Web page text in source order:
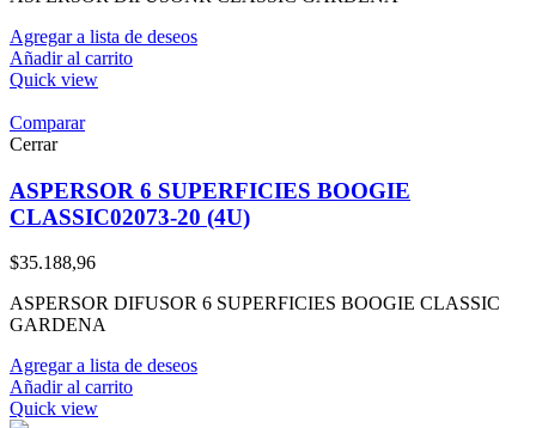
Agregar a lista de deseos
Añadir al carrito
Quick view
Comparar
Cerrar
ASPERSOR 6 SUPERFICIES BOOGIE
CLASSIC02073-20 (4U)
$35.188,96
ASPERSOR DIFUSOR 6 SUPERFICIES BOOGIE CLASSIC
GARDENA
Agregar a lista de deseos
Añadir al carrito
Quick view